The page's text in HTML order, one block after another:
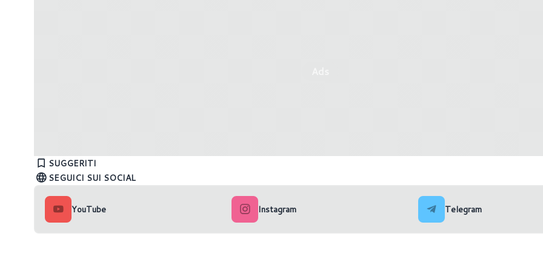
SUGGERITI
Resolve 18 Beta
concorrente dell'Oculus Quest 2
PRO e XH305i RGB PRO.
SEGUICI SUI SOCIAL
YouTube Instagram Telegram